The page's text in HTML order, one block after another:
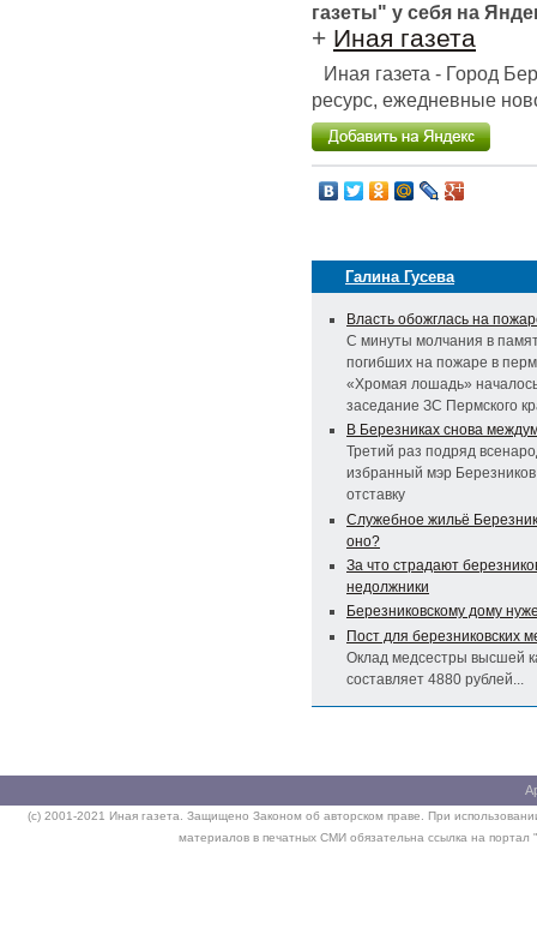
газеты" у себя на
+ Иная газета
Иная газета - Город
ресурс, ежедневные
Галина Гусева
Власть обожглась на
С минуты молчания в
погибших на пожаре в
«Хромая лошадь»
заседание ЗС Пермского
В Березниках снова
Третий раз подряд
избранный мэр Березников
отставку
Служебное жильё
оно?
За что страдают
недолжники
Березниковскому дому
Пост для березниковских
Оклад медсестры высшей
составляет 4880 рублей...
(c) 2001-2021 Иная газета. Защищено Законом об авторском праве. При
материалов в печатных СМИ обязательна ссылка на